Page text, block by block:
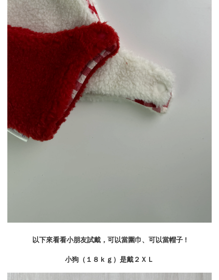
以下來看看小朋友試戴，可以當圍巾、可以當帽子 !
小狗（１８ｋｇ）是戴２ＸＬ